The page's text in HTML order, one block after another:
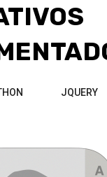
JQUERY